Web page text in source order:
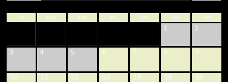
lun mar mer jeu ven sam dim
1 2
3 4 5 6 7 8 9
10 11 12 13 14 15 16